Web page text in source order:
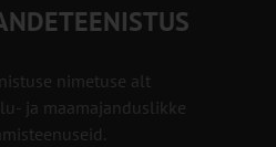
nimetuse alt
ja maamajanduslikke